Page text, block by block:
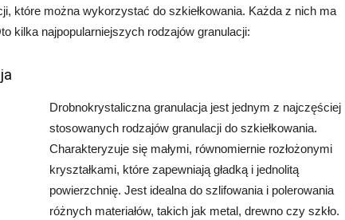
które można wykorzystać do szkiełkowania. Każda z nich ma
kilka najpopularniejszych rodzajów granulacji:
Drobnokrystaliczna granulacja jest jednym z najczęściej
stosowanych rodzajów granulacji do szkiełkowania.
Charakteryzuje się małymi, równomiernie rozłożonymi
kryształkami, które zapewniają gładką i jednolitą
powierzchnię. Jest idealna do szlifowania i polerowania
różnych materiałów, takich jak metal, drewno czy szkło.